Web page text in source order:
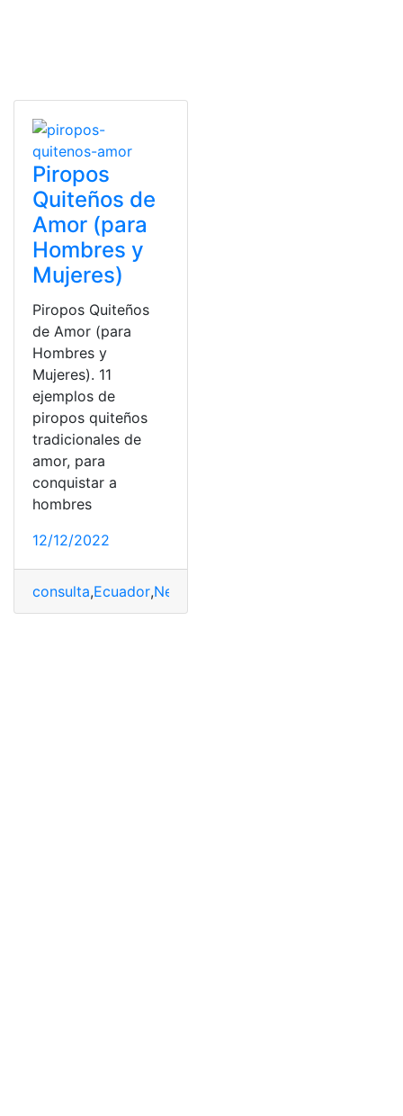
Piropos
Quiteños de
Amor (para
Hombres y
Mujeres)
Piropos Quiteños
de Amor (para
Hombres y
Mujeres). 11
ejemplos de
piropos quiteños
tradicionales de
amor, para
conquistar a
hombres
12/12/2022
consulta,Ecuador,News